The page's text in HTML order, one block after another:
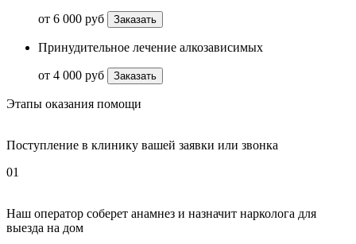
от 6 000 руб Заказать
Принудительное лечение алкозависимых
от 4 000 руб Заказать
Этапы оказания помощи
Поступление в клинику вашей заявки или звонка
01
Наш оператор соберет анамнез и назначит нарколога для
выезда на дом